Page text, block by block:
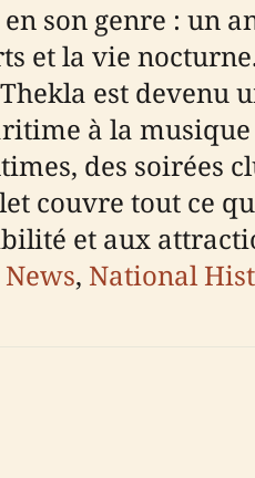
son genre : un
et la vie
est devenu
à la
des soirées
couvre tout ce
et aux
News, National